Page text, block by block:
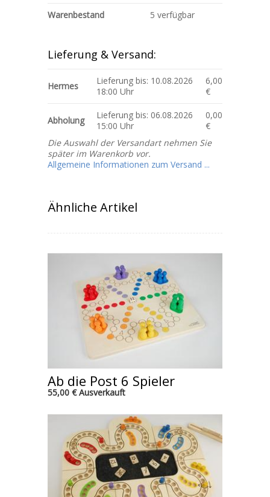
Warenbestand 5 verfügbar
Lieferung & Versand:
Hermes
Lieferung bis: 10.08.2026
18:00 Uhr
6,00
€
Abholung
Lieferung bis: 06.08.2026
15:00 Uhr
0,00
€
Die Auswahl der Versandart nehmen Sie
später im Warenkorb vor.
Allgemeine Informationen zum Versand ...
Ähnliche Artikel
Ab die Post 6 Spieler
55,00 € Ausverkauft